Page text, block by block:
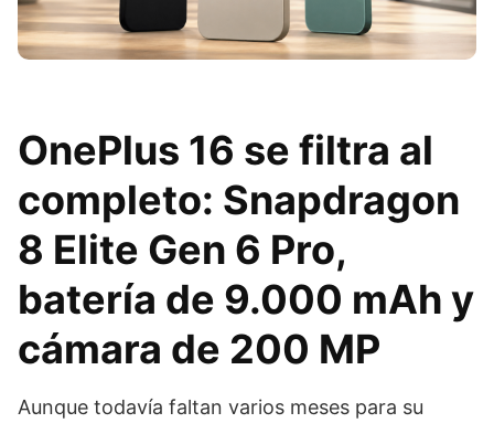
OnePlus 16 se filtra al
completo: Snapdragon
8 Elite Gen 6 Pro,
batería de 9.000 mAh y
cámara de 200 MP
Aunque todavía faltan varios meses para su